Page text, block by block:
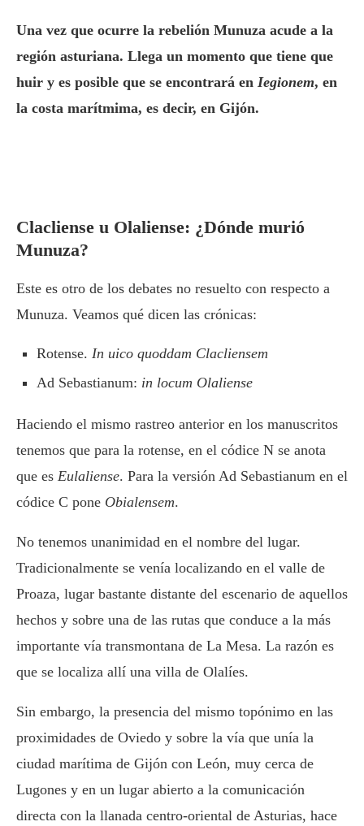
Una vez que ocurre la rebelión Munuza acude a la
región asturiana. Llega un momento que tiene que
huir y es posible que se encontrará en Iegionem, en
la costa marítmima, es decir, en Gijón.
Clacliense u Olaliense: ¿Dónde murió
Munuza?
Este es otro de los debates no resuelto con respecto a
Munuza. Veamos qué dicen las crónicas:
Rotense. In uico quoddam Clacliensem
Ad Sebastianum: in locum Olaliense
Haciendo el mismo rastreo anterior en los manuscritos
tenemos que para la rotense, en el códice N se anota
que es Eulaliense. Para la versión Ad Sebastianum en el
códice C pone Obialensem.
No tenemos unanimidad en el nombre del lugar.
Tradicionalmente se venía localizando en el valle de
Proaza, lugar bastante distante del escenario de aquellos
hechos y sobre una de las rutas que conduce a la más
importante vía transmontana de La Mesa. La razón es
que se localiza allí una villa de Olalíes.
Sin embargo, la presencia del mismo topónimo en las
proximidades de Oviedo y sobre la vía que unía la
ciudad marítima de Gijón con León, muy cerca de
Lugones y en un lugar abierto a la comunicación
directa con la llanada centro-oriental de Asturias, hace